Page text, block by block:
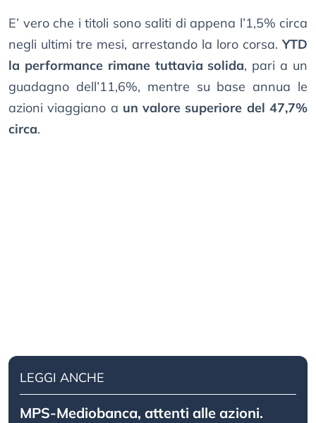
E’ vero che i titoli sono saliti di appena l’1,5% circa
negli ultimi tre mesi, arrestando la loro corsa.YTD
la performance rimane tuttavia solida, pari a un
guadagno dell’11,6%, mentre su base annua le
azioni viaggiano a un valore superiore del 47,7%
circa.
LEGGI ANCHE
MPS-Mediobanca, attenti alle azioni.